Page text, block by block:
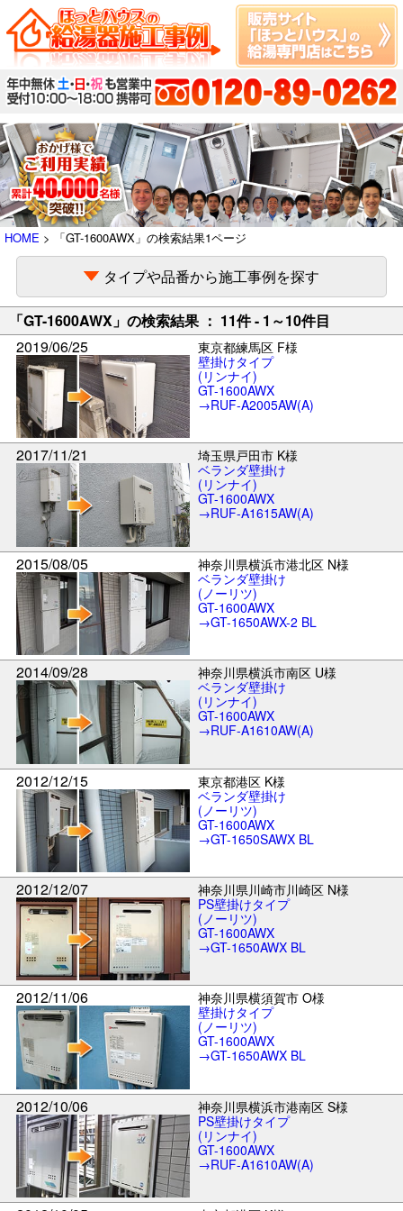
HOME > 「GT-1600AWX」の検索結果1ページ
タイプや品番から施工事例を探す
「GT-1600AWX」の検索結果 ： 11件 - 1～10件目
2019/06/25
東京都練馬区 F様
壁掛けタイプ
(リンナイ)
GT-1600AWX
→RUF-A2005AW(A)
2017/11/21
埼玉県戸田市 K様
ベランダ壁掛け
(リンナイ)
GT-1600AWX
→RUF-A1615AW(A)
2015/08/05
神奈川県横浜市港北区 N様
ベランダ壁掛け
(ノーリツ)
GT-1600AWX
→GT-1650AWX-2 BL
2014/09/28
神奈川県横浜市南区 U様
ベランダ壁掛け
(リンナイ)
GT-1600AWX
→RUF-A1610AW(A)
2012/12/15
東京都港区 K様
ベランダ壁掛け
(ノーリツ)
GT-1600AWX
→GT-1650SAWX BL
2012/12/07
神奈川県川崎市川崎区 N様
PS壁掛けタイプ
(ノーリツ)
GT-1600AWX
→GT-1650AWX BL
2012/11/06
神奈川県横須賀市 O様
壁掛けタイプ
(ノーリツ)
GT-1600AWX
→GT-1650AWX BL
2012/10/06
神奈川県横浜市港南区 S様
PS壁掛けタイプ
(リンナイ)
GT-1600AWX
→RUF-A1610AW(A)